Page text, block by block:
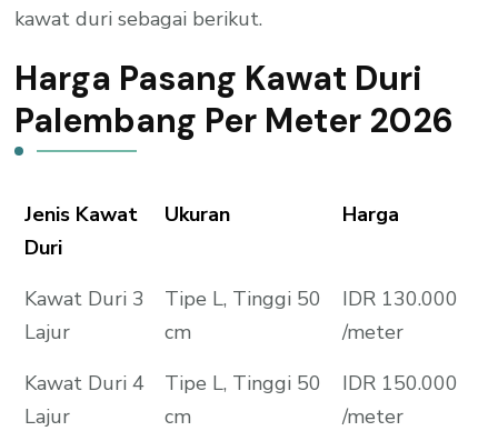
kawat duri sebagai berikut.
Harga Pasang Kawat Duri
Palembang Per Meter 2026
Jenis Kawat
Duri
Ukuran Harga
Kawat Duri 3
Lajur
Tipe L, Tinggi 50
cm
IDR 130.000
/meter
Kawat Duri 4
Lajur
Tipe L, Tinggi 50
cm
IDR 150.000
/meter